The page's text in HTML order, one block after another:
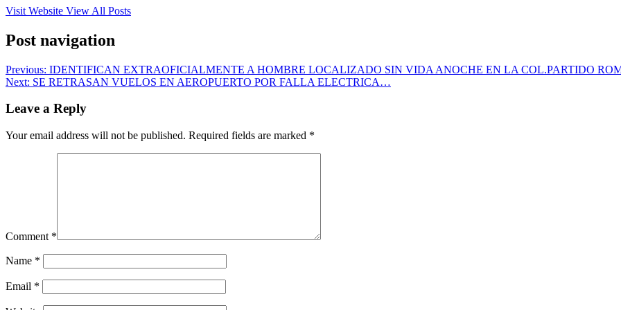
Visit Website View All Posts
Post navigation
Previous: IDENTIFICAN EXTRAOFICIALMENTE A HOMBRE LOCALIZADO SIN VIDA ANOCHE EN LA COL.PARTIDO
Next: SE RETRASAN VUELOS EN AEROPUERTO POR FALLA ELECTRICA…
Leave a Reply
Your email address will not be published. Required fields are marked *
Comment *
Name *
Email *